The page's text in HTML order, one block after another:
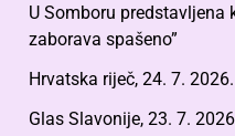
U Somboru predstavljena
zaborava spašeno”
Hrvatska riječ, 24. 7. 2026.
Glas Slavonije, 23. 7.